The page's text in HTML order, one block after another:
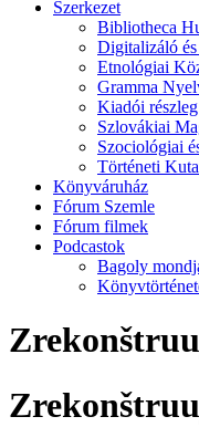
Szerkezet
Bibliotheca
Digitalizáló
Etnológiai
Gramma
Kiadói részleg
Szlovákiai
Szociológiai
Történeti
Könyváruház
Fórum Szemle
Fórum filmek
Podcastok
Bagoly